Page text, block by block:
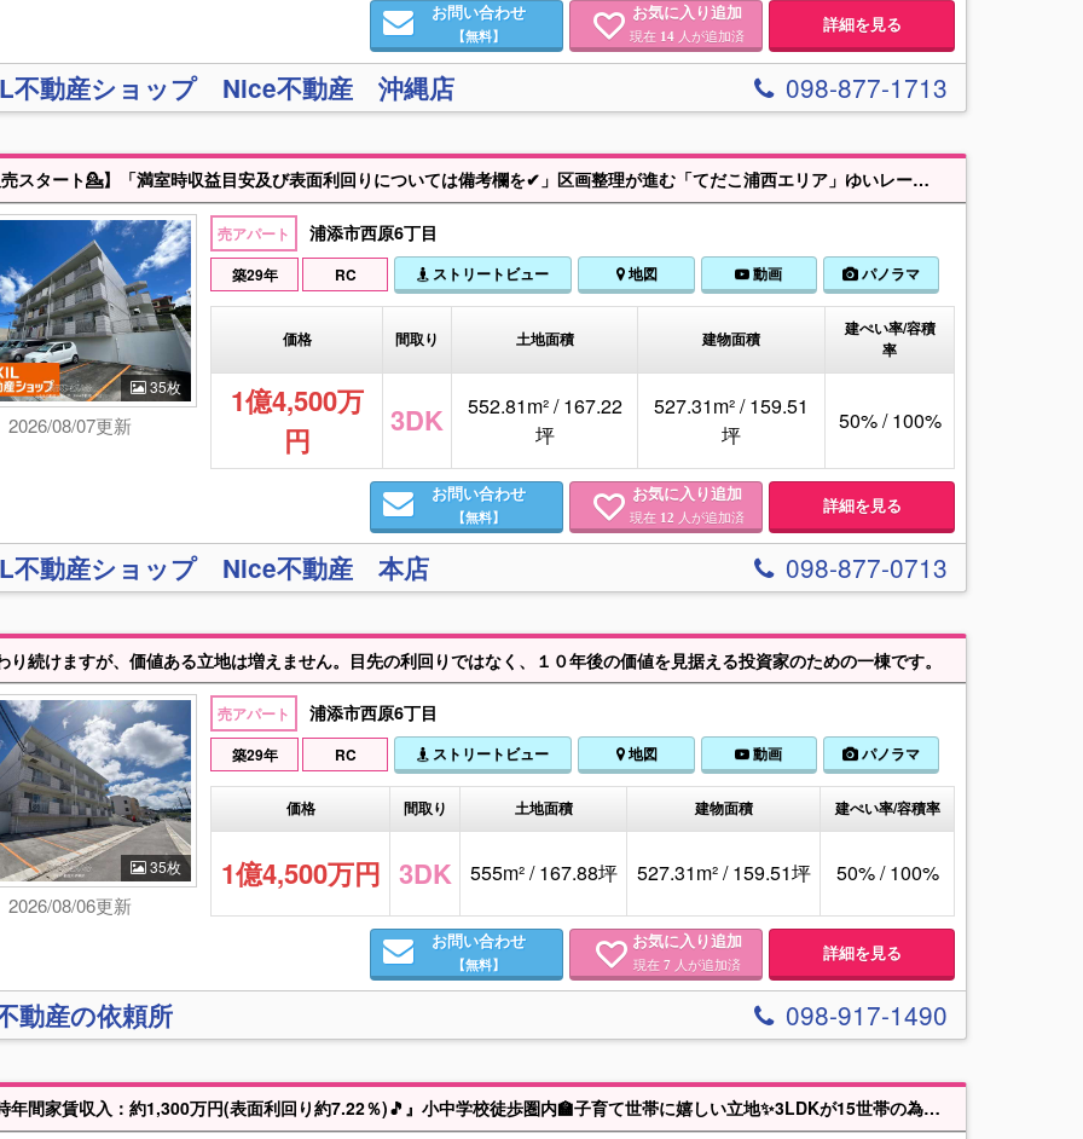
お問い合わせ
【無料】
お気に入り追加
現在 14 人が追加済 詳細を見る
不動産ショップ Nice不動産 沖縄店 098-877-1713
【7/6販売スタート💁】「満室時収益目安及び表面利回りについては備考欄を✔」区画整理が進む「てだこ浦西エリア」ゆいレール駅まで徒歩8分の好立地👌更なる賃料改定の余地があります🎵『担当：我那覇』
35枚
2026/08/07更新
売アパート 浦添市西原6丁目
築29年 RC ストリートビュー 地図 動画 パノラマ
価格 間取り 土地面積 建物面積
建ぺい率/容積
率
1億4,500万
円
3DK
552.81m² / 167.22
坪
527.31m² / 159.51
坪
50% / 100%
お問い合わせ
【無料】
お気に入り追加
現在 12 人が追加済 詳細を見る
不動産ショップ Nice不動産 本店 098-877-0713
り続けますが、価値ある立地は増えません。目先の利回りではなく、１０年後の価値を見据える投資家のための一棟です。
35枚
2026/08/06更新
売アパート 浦添市西原6丁目
築29年 RC ストリートビュー 地図 動画 パノラマ
価格 間取り 土地面積 建物面積 建ぺい率/容積率
1億4,500万円 3DK 555m² / 167.88坪 527.31m² / 159.51坪 50% / 100%
お問い合わせ
【無料】
お気に入り追加
現在7 人が追加済 詳細を見る
動産の依頼所 098-917-1490
『満室時年間家賃収入：約1,300万円(表面利回り約7.22％)🎵』小中学校徒歩圏内🏫子育て世帯に嬉しい立地✨3LDKが15世帯の為、ファミリー向けの物件です✨【年中無休＆夜間対応も可能です💁‍】